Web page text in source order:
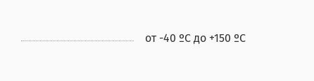
от -40 ºС до +150 ºС